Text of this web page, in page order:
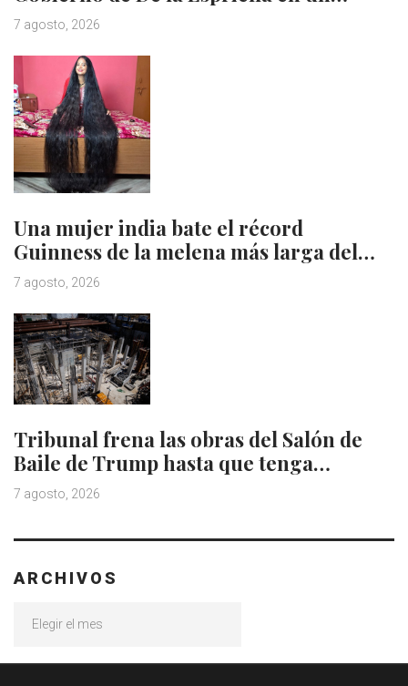
7 agosto, 2026
Una mujer india bate el récord
Guinness de la melena más larga del…
7 agosto, 2026
Tribunal frena las obras del Salón de
Baile de Trump hasta que tenga…
7 agosto, 2026
ARCHIVOS